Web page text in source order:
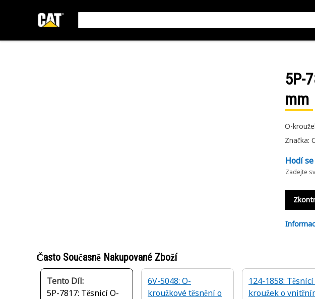
5P-
mm
O-
Značka:
Hodí
Zadejte
Často Současně Nakupované Zboží
Tento Díl:
5P-7817: Těsnicí O-
6V-5048: O-
kroužkové těsnění o
124-1858: Těsnící
kroužek o